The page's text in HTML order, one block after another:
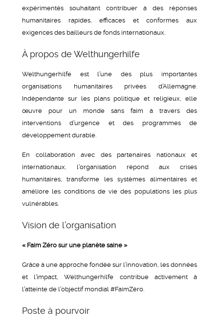
expérimentés souhaitant contribuer à des réponses
humanitaires rapides, efficaces et conformes aux
exigences des bailleurs de fonds internationaux.
À propos de Welthungerhilfe
Welthungerhilfe est l’une des plus importantes
organisations humanitaires privées d’Allemagne.
Indépendante sur les plans politique et religieux, elle
œuvre pour un monde sans faim à travers des
interventions d’urgence et des programmes de
développement durable.
En collaboration avec des partenaires nationaux et
internationaux, l’organisation répond aux crises
humanitaires, transforme les systèmes alimentaires et
améliore les conditions de vie des populations les plus
vulnérables.
Vision de l’organisation
« Faim Zéro sur une planète saine »
Grâce à une approche fondée sur l’innovation, les données
et l’impact, Welthungerhilfe contribue activement à
l’atteinte de l’objectif mondial #FaimZéro.
Poste à pourvoir